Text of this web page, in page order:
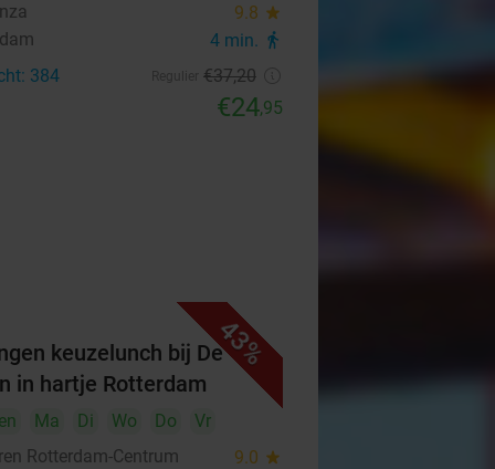
9.8 star
4 min. directions_walk
384 €37,20
€24,95
43%
keuzelunch bij De
in hartje Rotterdam
Ma Di Wo Do
Vr
Rotterdam-Centrum
9.0 star